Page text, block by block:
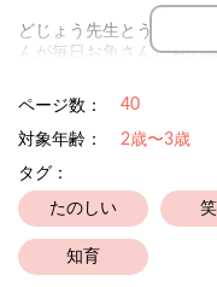
どじょう先生とうなぎ先
んが毎日お魚さんたちの
さて、今日の患者さんは？
「大きくお口をあけてく
可愛いにょろにょろ達が
にょろにょろ、にょろに
海と川のまんなかにある
ページ数： 40
対象年齢：
2歳〜3歳
タグ：
たのしい
知育